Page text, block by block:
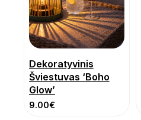
Dekoratyvinis
Šviestuvas ‘Boho
Glow’
9.00€